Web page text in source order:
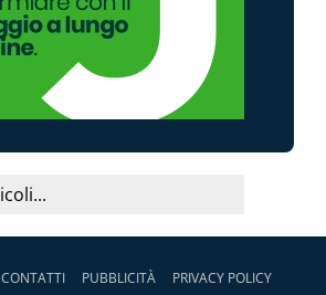
CONTATTI PUBBLICITÀ PRIVACY POLICY